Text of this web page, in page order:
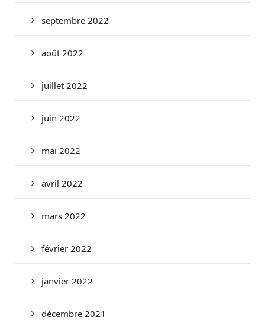
septembre 2022
août 2022
juillet 2022
juin 2022
mai 2022
avril 2022
mars 2022
février 2022
janvier 2022
décembre 2021